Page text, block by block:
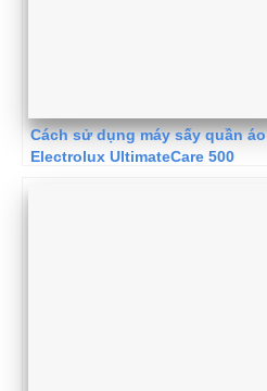
Cách sử dụng máy sấy quần áo
Electrolux UltimateCare 500